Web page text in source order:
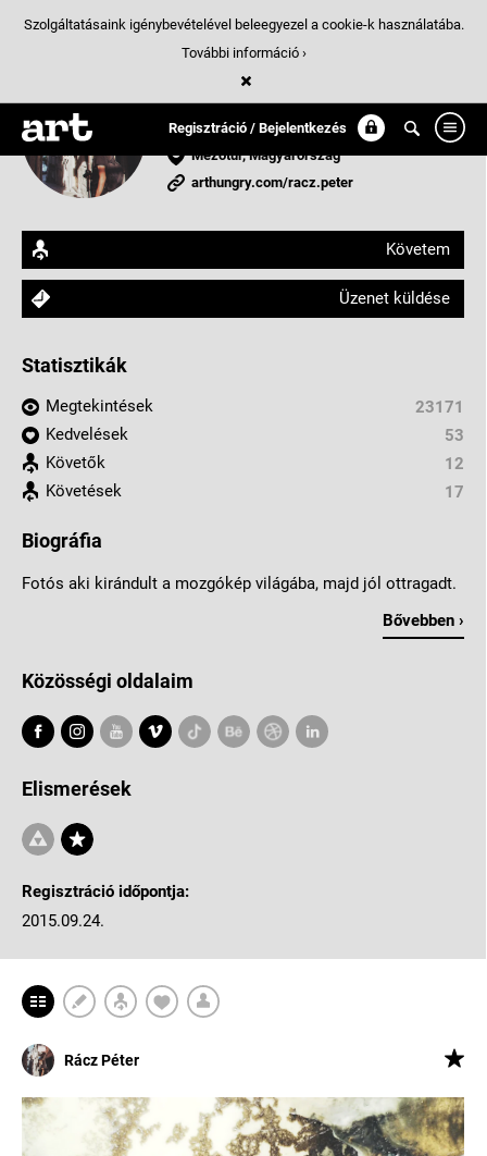
Regisztráció / Bejelentkezés
Rácz Péter
Filmkészítő
Mezőtúr, Magyarország
arthungry.com/racz.peter
Követem
Üzenet küldése
Statisztikák
Megtekintések
23171
Kedvelések
53
Követők
12
Követések
17
Biográfia
Fotós aki kirándult a mozgókép világába, majd jól ottragadt.
Bővebben ›
Közösségi oldalaim
Elismerések
Regisztráció időpontja:
2015.09.24.
Rácz Péter
Szolgáltatásaink igénybevételével beleegyezel a cookie-k használatába.
További információ ›